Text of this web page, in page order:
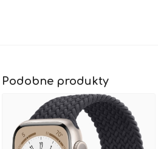
Podobne produkty